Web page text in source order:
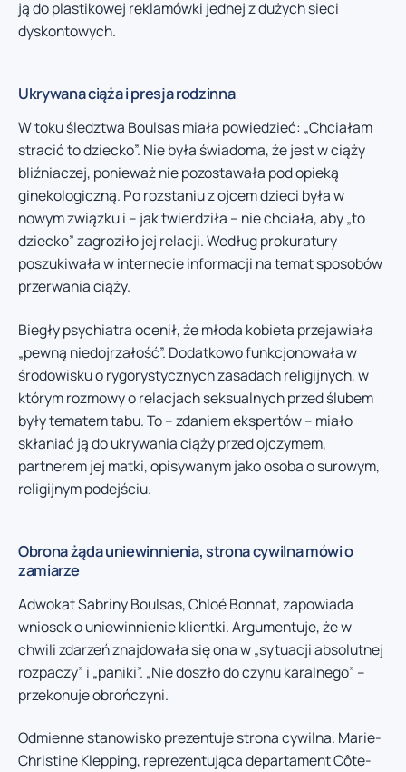
ją do plastikowej reklamówki jednej z dużych sieci
dyskontowych.
Ukrywana ciąża i presja rodzinna
W toku śledztwa Boulsas miała powiedzieć: „Chciałam
stracić to dziecko”. Nie była świadoma, że jest w ciąży
bliźniaczej, ponieważ nie pozostawała pod opieką
ginekologiczną. Po rozstaniu z ojcem dzieci była w
nowym związku i – jak twierdziła – nie chciała, aby „to
dziecko” zagroziło jej relacji. Według prokuratury
poszukiwała w internecie informacji na temat sposobów
przerwania ciąży.
Biegły psychiatra ocenił, że młoda kobieta przejawiała
„pewną niedojrzałość”. Dodatkowo funkcjonowała w
środowisku o rygorystycznych zasadach religijnych, w
którym rozmowy o relacjach seksualnych przed ślubem
były tematem tabu. To – zdaniem ekspertów – miało
skłaniać ją do ukrywania ciąży przed ojczymem,
partnerem jej matki, opisywanym jako osoba o surowym,
religijnym podejściu.
Obrona żąda uniewinnienia, strona cywilna mówi o
zamiarze
Adwokat Sabriny Boulsas, Chloé Bonnat, zapowiada
wniosek o uniewinnienie klientki. Argumentuje, że w
chwili zdarzeń znajdowała się ona w „sytuacji absolutnej
rozpaczy” i „paniki”. „Nie doszło do czynu karalnego” –
przekonuje obrończyni.
Odmienne stanowisko prezentuje strona cywilna. Marie-
Christine Klepping, reprezentująca departament Côte-